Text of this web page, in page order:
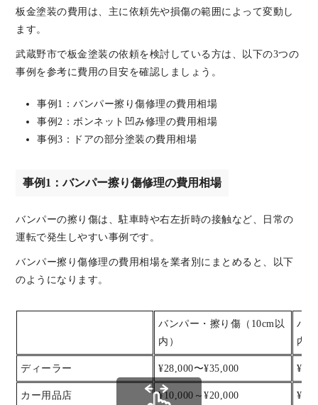
板金塗装の費用は、主に依頼先や損傷の範囲によって変動し
ます。
武蔵野市で板金塗装の依頼を検討している方は、以下の3つの
事例を参考に費用の目安を確認しましょう。
事例1：バンパー擦り傷修理の費用相場
事例2：ボンネット凹み修理の費用相場
事例3：ドアの部分塗装の費用相場
事例1：バンパー擦り傷修理の費用相場
バンパーの擦り傷は、駐車時や右左折時の接触など、日常の
運転で発生しやすい事例です。
バンパー擦り傷修理の費用相場を業者別にまとめると、以下
のようになります。
バンパー・擦り傷（10cm以
内）
バ
内）
ディーラー ¥28,000〜¥35,000
カー用品店 ¥10,000～¥20,000